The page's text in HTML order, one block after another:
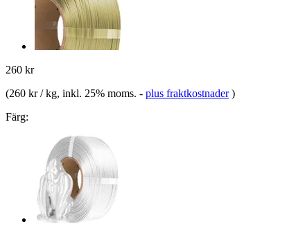
260 kr
(260 kr / kg, inkl. 25% moms. - plus fraktkostnader )
Färg: